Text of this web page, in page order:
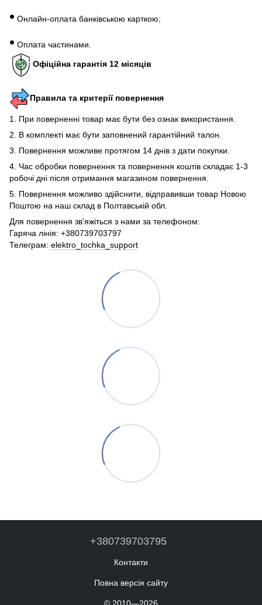
• Онлайн-оплата банківською карткою;
• Оплата частинами.
Офіційна гарантія 12 місяців
Правила та критерії повернення
1. При поверненні товар має бути без ознак використання.
2. В комплекті має бути заповнений гарантійний талон.
3. Повернення можливе протягом 14 днів з дати покупки.
4. Час обробки повернення та повернення коштів складає 1-3
робочі дні після отримання магазином повернення.
5. Повернення можливо здійснити, відправивши товар Новою
Поштою на наш склад в Полтавській обл.
Для повернення зв'яжіться з нами за телефоном:
Гаряча лінія: +380739703797
Телеграм: elektro_tochka_support
+380739703795
Контакти
Повна версія сайту